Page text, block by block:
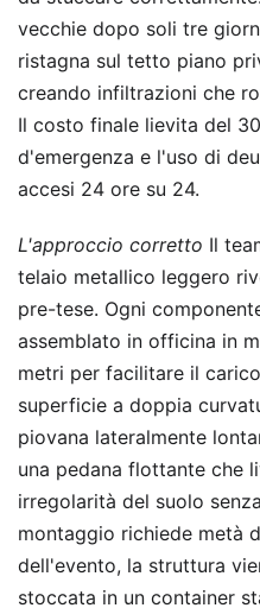
vecchie dopo soli tre
ristagna sul tetto piano
creando infiltrazioni che
Il costo finale lievita del
d'emergenza e l'uso di
accesi 24 ore su 24.
L'approccio corretto Il
telaio metallico leggero
pre-tese. Ogni
assemblato in officina in
metri per facilitare il
superficie a doppia
piovana lateralmente
una pedana flottante che
irregolarità del suolo
montaggio richiede metà
dell'evento, la struttura
stoccata in un container